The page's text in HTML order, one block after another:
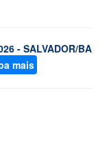
- SALVADOR/BA
mais